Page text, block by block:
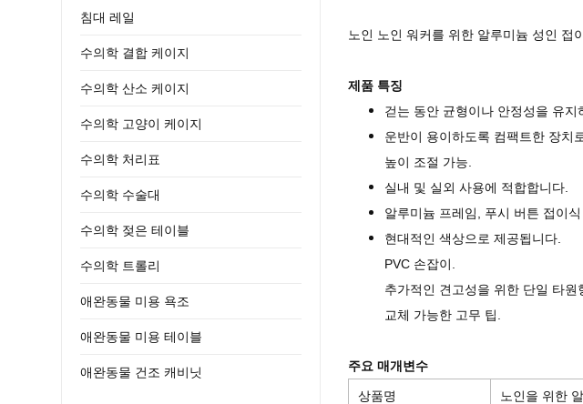
노인 노인 워커를 위한 알루미늄 성인 접
제품 특징
걷는 동안 균형이나 안정성을 유
운반이 용이하도록 컴팩트한 장치
높이 조절 가능.
실내 및 실외 사용에 적합합니다.
알루미늄 프레임, 푸시 버튼 접이식
현대적인 색상으로 제공됩니다.
PVC 손잡이.
추가적인 견고성을 위한 단일 타원
교체 가능한 고무 팁.
주요 매개변수
상품명 노인을 위한
침대 레일
수의학 결합 케이지
수의학 산소 케이지
수의학 고양이 케이지
수의학 처리표
수의학 수술대
수의학 젖은 테이블
수의학 트롤리
애완동물 미용 욕조
애완동물 미용 테이블
애완동물 건조 캐비닛